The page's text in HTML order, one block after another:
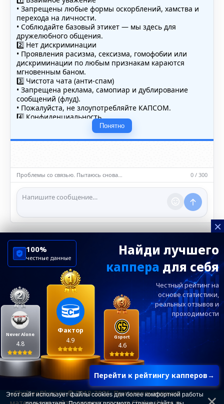
• Запрещены любые формы оскорблений, хамства и
перехода на личности.
• Соблюдайте базовый этикет — мы здесь для
дружелюбного общения.
2️⃣ Нет дискриминации
• Проявления расизма, сексизма, гомофобии или
дискриминации по любым признакам караются
мгновенным баном.
3️⃣ Чистота чата (анти-спам)
• Запрещена реклама, самопиар и дублирование
сообщений (флуд).
• Пожалуйста, не злоупотребляйте КАПСОМ.
4️⃣ Конфиденциальность
• Не публикуйте личные данные — свои или чужие
(телефоны, адреса, документы).
5️⃣ Уместность контента
насилию.
ℹ️ Модераторы и администраторы вправе удалять
сообщения и ограничивать доступ к чату при
нарушении правил.
Понятно
Проблемы со связью. Пытаюсь снова… 0 / 300
×
Найди лучшего
каппера для себя
Честный рейтинг на
основе статистики,
реальныхотзывов и
проходимости
Перейти к рейтингу капперов→
Фактор
4.9
Never Alone
4.8
Gsport
4.6
100%
честные данные
ChelseaBluesRu
ФК Челси
Посетителям
Информация
Ежевечерний дайджест главных новостей от
редакции ChelseaBlues.ru — подписывайтесь!
«ChelseaBlues.ru © 2010-2026. При использовании
Этот сайт использует файлы cookies для более комфортной работы